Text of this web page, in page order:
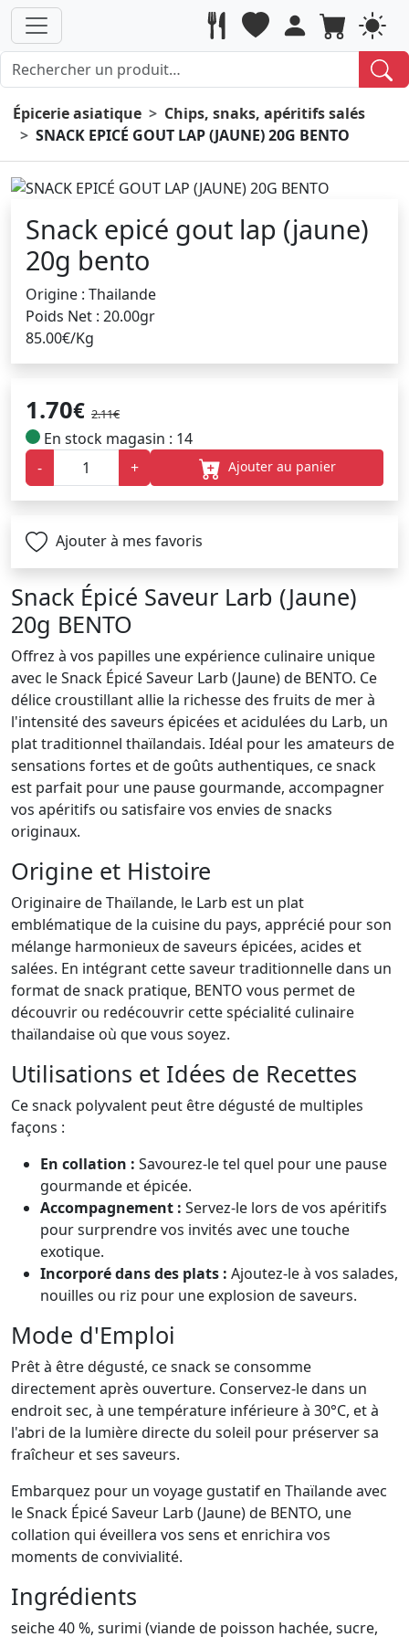
Épicerie asiatique
Chips, snaks, apéritifs salés
SNACK EPICÉ GOUT LAP (JAUNE) 20G BENTO
Snack epicé gout lap (jaune)
20g bento
Origine : Thailande
Poids Net : 20.00gr
85.00€/Kg
1.70€ 2.11€
En stock magasin : 14
-
+ Ajouter au panier
Ajouter à mes favoris
Snack Épicé Saveur Larb (Jaune)
20g BENTO
Offrez à vos papilles une expérience culinaire unique
avec le Snack Épicé Saveur Larb (Jaune) de BENTO. Ce
délice croustillant allie la richesse des fruits de mer à
l'intensité des saveurs épicées et acidulées du Larb, un
plat traditionnel thaïlandais. Idéal pour les amateurs de
sensations fortes et de goûts authentiques, ce snack
est parfait pour une pause gourmande, accompagner
vos apéritifs ou satisfaire vos envies de snacks
originaux.
Origine et Histoire
Originaire de Thaïlande, le Larb est un plat
emblématique de la cuisine du pays, apprécié pour son
mélange harmonieux de saveurs épicées, acides et
salées. En intégrant cette saveur traditionnelle dans un
format de snack pratique, BENTO vous permet de
découvrir ou redécouvrir cette spécialité culinaire
thaïlandaise où que vous soyez.
Utilisations et Idées de Recettes
Ce snack polyvalent peut être dégusté de multiples
façons :
En collation : Savourez-le tel quel pour une pause
gourmande et épicée.
Accompagnement : Servez-le lors de vos apéritifs
pour surprendre vos invités avec une touche
exotique.
Incorporé dans des plats : Ajoutez-le à vos salades,
nouilles ou riz pour une explosion de saveurs.
Mode d'Emploi
Prêt à être dégusté, ce snack se consomme
directement après ouverture. Conservez-le dans un
endroit sec, à une température inférieure à 30°C, et à
l'abri de la lumière directe du soleil pour préserver sa
fraîcheur et ses saveurs.
Embarquez pour un voyage gustatif en Thaïlande avec
le Snack Épicé Saveur Larb (Jaune) de BENTO, une
collation qui éveillera vos sens et enrichira vos
moments de convivialité.
Ingrédients
seiche 40 %, surimi (viande de poisson hachée, sucre,